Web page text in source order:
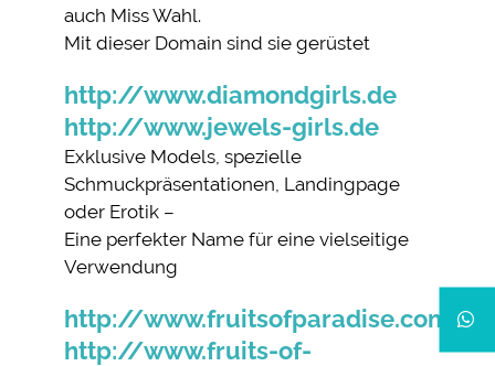
auch Miss Wahl.
Mit dieser Domain sind sie gerüstet
http://www.diamondgirls.de
http://www.jewels-girls.de
Exklusive Models, spezielle
Schmuckpräsentationen, Landingpage
oder Erotik –
Eine perfekter Name für eine vielseitige
Verwendung
http://www.fruitsofparadise.com
http://www.fruits-of-